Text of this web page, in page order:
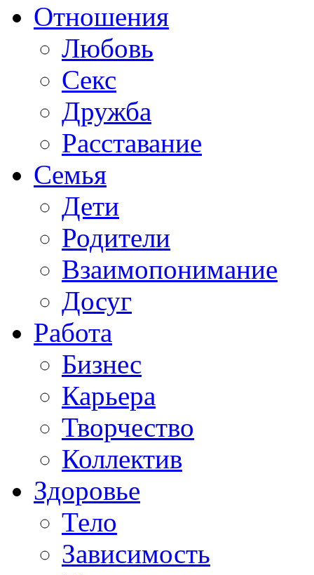
Отношения
Любовь
Секс
Дружба
Расставание
Семья
Дети
Родители
Взаимопонимание
Досуг
Работа
Бизнес
Карьера
Творчество
Коллектив
Здоровье
Тело
Зависимость